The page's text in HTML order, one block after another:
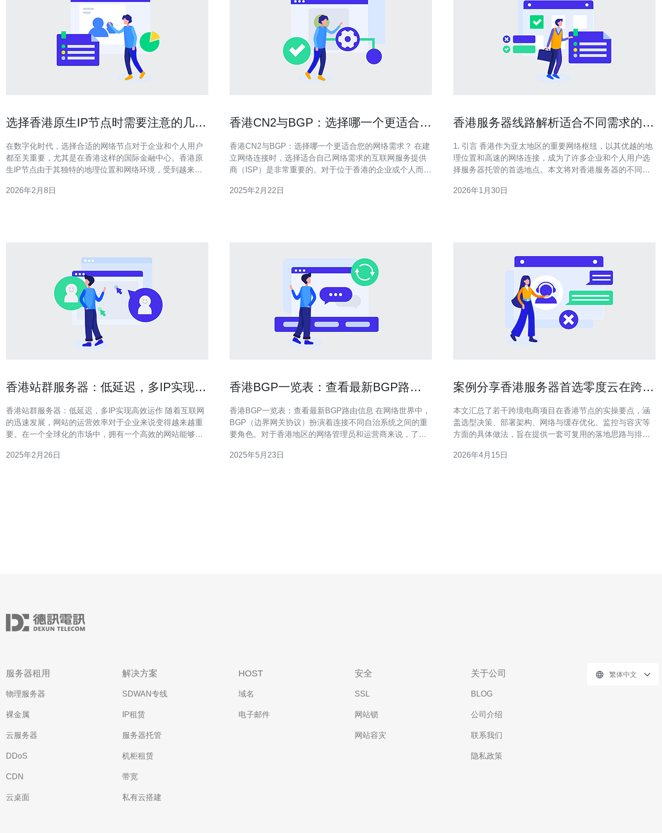
选择香港原生IP节点时需要注意的几个
在数字化时代，选择合适的网络节点对于企业和个人用户
都至关重要，尤其是在香港这样的国际金融中心。香港原
生IP节点由于其独特的地理位置和网络环境，受到越来越
原生IP节点，依然是一个挑战。本文将详细探讨在选择香
2026年2月8日
香港CN2与BGP：选择哪一个更适合您
香港CN2与BGP：选择哪一个更适合您的网络需求？ 在建
立网络连接时，选择适合自己网络需求的互联网服务提供
商（ISP）是非常重要的。对于位于香港的企业或个人而
CN2和BGP的特点，帮助您做出更明智的选择。 CN2是中
2025年2月22日
香港服务器线路解析适合不同需求的选
1. 引言 香港作为亚太地区的重要网络枢纽，以其优越的地
理位置和高速的网络连接，成为了许多企业和个人用户选
择服务器托管的首选地点。本文将对香港服务器的不同线
案。 2. 香港服务器的主要类型
2026年1月30日
香港站群服务器：低延迟，多IP实现高
香港站群服务器：低延迟，多IP实现高效运作 随着互联网
的迅速发展，网站的运营效率对于企业来说变得越来越重
要。在一个全球化的市场中，拥有一个高效的网站能够为
站运作并不容易，特别是在面临网络延迟和IP限制的问题
2025年2月26日
香港BGP一览表：查看最新BGP路由
香港BGP一览表：查看最新BGP路由信息 在网络世界中，
BGP（边界网关协议）扮演着连接不同自治系统之间的重
要角色。对于香港地区的网络管理员和运营商来说，了解
表，帮助您查看最新的BGP路由信息。 BGP是一种用于在
2025年5月23日
案例分享香港服务器首选零度云在跨境
本文汇总了若干跨境电商项目在香港节点的实操要点，涵
盖选型决策、部署架构、网络与缓存优化、监控与容灾等
方面的具体做法，旨在提供一套可复用的落地思路与排错
个部署架构更适合跨境电商场景？ 对于大多数跨境电商，
2026年4月15日
服务器租用
物理服务器
裸金属
云服务器
DDoS
CDN
云桌面
解决方案
SDWAN专线
IP租赁
服务器托管
机柜租赁
带宽
私有云搭建
HOST
域名
电子邮件
安全
SSL
网站锁
网站容灾
关于公司
BLOG
公司介绍
联系我们
隐私政策
繁体中文